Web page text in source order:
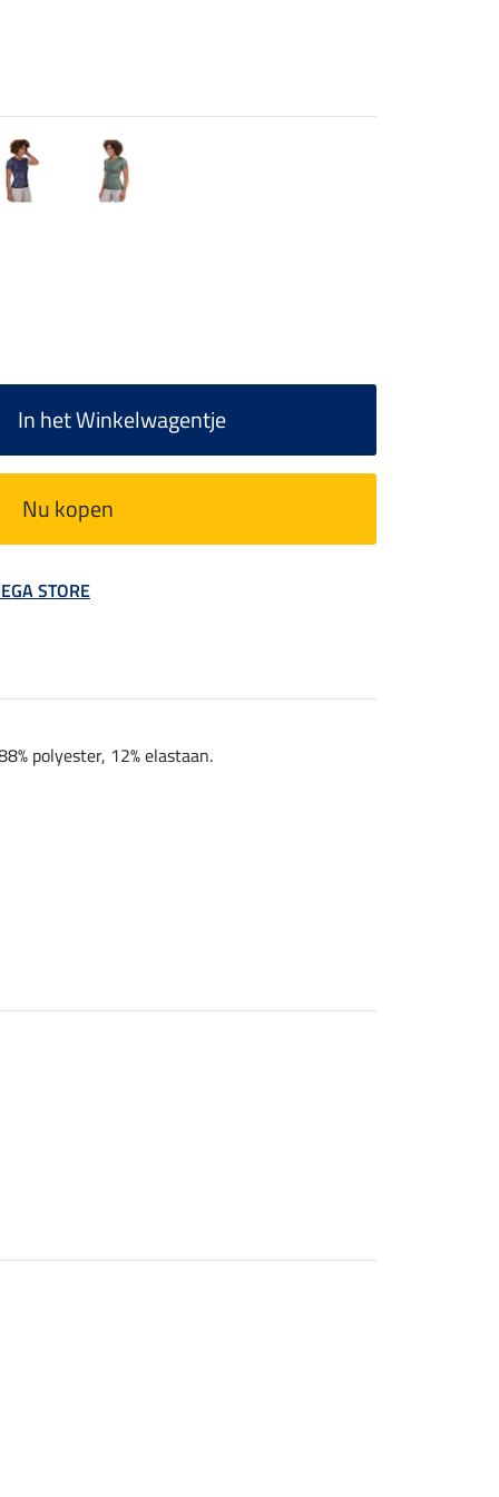
In het Winkelwagentje
Nu kopen
STORE
polyester, 12% elastaan.